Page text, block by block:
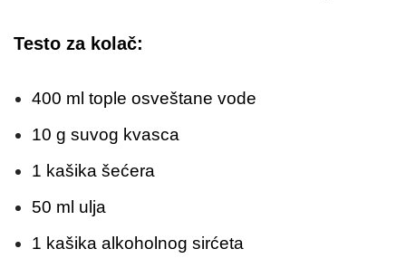
Testo za kolač:
400 ml tople osveštane vode
10 g suvog kvasca
1 kašika šećera
50 ml ulja
1 kašika alkoholnog sirćeta